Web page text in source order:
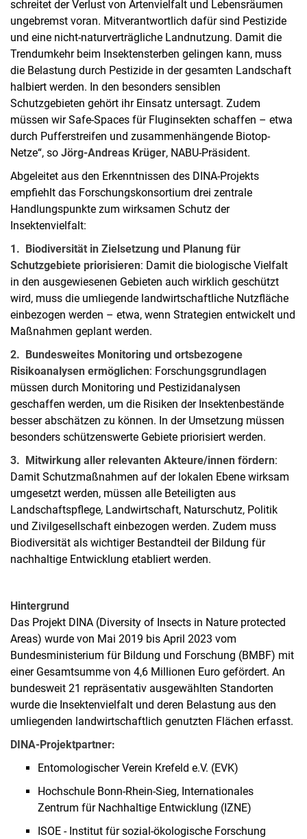
schreitet der Verlust von Artenvielfalt und Lebensräumen
ungebremst voran. Mitverantwortlich dafür sind Pestizide
und eine nicht-naturverträgliche Landnutzung. Damit die
Trendumkehr beim Insektensterben gelingen kann, muss
die Belastung durch Pestizide in der gesamten Landschaft
halbiert werden. In den besonders sensiblen
Schutzgebieten gehört ihr Einsatz untersagt. Zudem
müssen wir Safe-Spaces für Fluginsekten schaffen – etwa
durch Pufferstreifen und zusammenhängende Biotop-
Netze“, so Jörg-Andreas Krüger, NABU-Präsident.
Abgeleitet aus den Erkenntnissen des DINA-Projekts
empfiehlt das Forschungskonsortium drei zentrale
Handlungspunkte zum wirksamen Schutz der
Insektenvielfalt:
1. Biodiversität in Zielsetzung und Planung für
Schutzgebiete priorisieren: Damit die biologische Vielfalt
in den ausgewiesenen Gebieten auch wirklich geschützt
wird, muss die umliegende landwirtschaftliche Nutzfläche
einbezogen werden – etwa, wenn Strategien entwickelt und
Maßnahmen geplant werden.
2. Bundesweites Monitoring und ortsbezogene
Risikoanalysen ermöglichen: Forschungsgrundlagen
müssen durch Monitoring und Pestizidanalysen
geschaffen werden, um die Risiken der Insektenbestände
besser abschätzen zu können. In der Umsetzung müssen
besonders schützenswerte Gebiete priorisiert werden.
3. Mitwirkung aller relevanten Akteure/innen fördern:
Damit Schutzmaßnahmen auf der lokalen Ebene wirksam
umgesetzt werden, müssen alle Beteiligten aus
Landschaftspflege, Landwirtschaft, Naturschutz, Politik
und Zivilgesellschaft einbezogen werden. Zudem muss
Biodiversität als wichtiger Bestandteil der Bildung für
nachhaltige Entwicklung etabliert werden.
Hintergrund
Das Projekt DINA (Diversity of Insects in Nature protected
Areas) wurde von Mai 2019 bis April 2023 vom
Bundesministerium für Bildung und Forschung (BMBF) mit
einer Gesamtsumme von 4,6 Millionen Euro gefördert. An
bundesweit 21 repräsentativ ausgewählten Standorten
wurde die Insektenvielfalt und deren Belastung aus den
umliegenden landwirtschaftlich genutzten Flächen erfasst.
DINA-Projektpartner:
Entomologischer Verein Krefeld e.V. (EVK)
Hochschule Bonn-Rhein-Sieg, Internationales
Zentrum für Nachhaltige Entwicklung (IZNE)
ISOE - Institut für sozial-ökologische Forschung